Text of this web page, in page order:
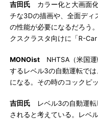
吉田氏 カラー化と大画面
チな3Dの描画や、全面ディ
の性能が必要になるだろう
クスクラスタ向けに「R-
MONOist NHTSA（米国運
するレベル3の自動運転で
になる。その時のコックピ
吉田氏 レベル3の自動運転
されると考えている。レベ